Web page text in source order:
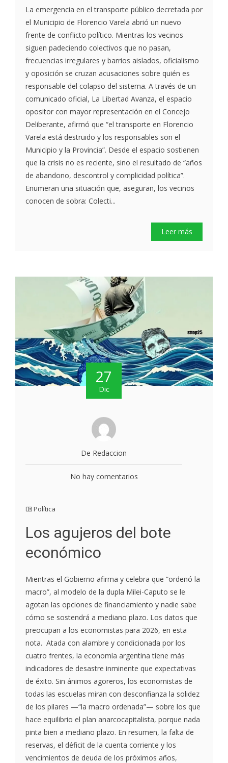
La emergencia en el transporte público decretada por
el Municipio de Florencio Varela abrió un nuevo
frente de conflicto político. Mientras los vecinos
siguen padeciendo colectivos que no pasan,
frecuencias irregulares y barrios aislados, oficialismo
y oposición se cruzan acusaciones sobre quién es
responsable del colapso del sistema. A través de un
comunicado oficial, La Libertad Avanza, el espacio
opositor con mayor representación en el Concejo
Deliberante, afirmó que “el transporte en Florencio
Varela está destruido y los responsables son el
Municipio y la Provincia”. Desde el espacio sostienen
que la crisis no es reciente, sino el resultado de “años
de abandono, descontrol y complicidad política”.
Enumeran una situación que, aseguran, los vecinos
conocen de sobra: Colecti...
Leer más
27
Dic
De Redaccion
No hay comentarios
Política
Los agujeros del bote
económico
Mientras el Gobierno afirma y celebra que “ordenó la
macro”, al modelo de la dupla Milei-Caputo se le
agotan las opciones de financiamiento y nadie sabe
cómo se sostendrá a mediano plazo. Los datos que
preocupan a los economistas para 2026, en esta
nota. Atada con alambre y condicionada por los
cuatro frentes, la economía argentina tiene más
indicadores de desastre inminente que expectativas
de éxito. Sin ánimos agoreros, los economistas de
todas las escuelas miran con desconfianza la solidez
de los pilares —“la macro ordenada”— sobre los que
hace equilibrio el plan anarcocapitalista, porque nada
pinta bien a mediano plazo. En resumen, la falta de
reservas, el déficit de la cuenta corriente y los
vencimientos de deuda de los próximos años,